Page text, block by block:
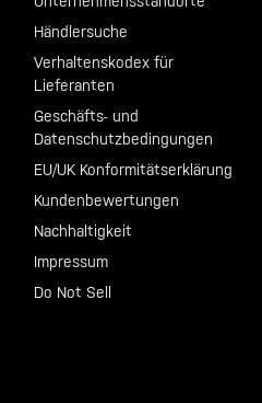
Händlersuche
Verhaltenskodex für
Lieferanten
Geschäfts- und
Datenschutzbedingungen
EU/UK Konformitätserklärung
Kundenbewertungen
Nachhaltigkeit
Impressum
Do Not Sell